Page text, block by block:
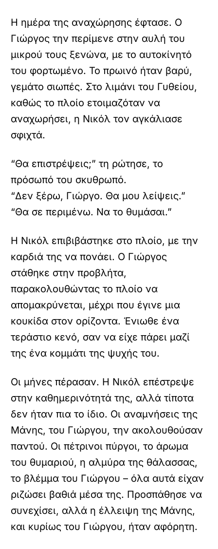
Η ημέρα της αναχώρησης έφτασε. Ο
Γιώργος την περίμενε στην αυλή του
μικρού τους ξενώνα, με το αυτοκίνητό
του φορτωμένο. Το πρωινό ήταν βαρύ,
γεμάτο σιωπές. Στο λιμάνι του Γυθείου,
καθώς το πλοίο ετοιμαζόταν να
αναχωρήσει, η Νικόλ τον αγκάλιασε
σφιχτά.
“Θα επιστρέψεις;” τη ρώτησε, το
πρόσωπό του σκυθρωπό.
“Δεν ξέρω, Γιώργο. Θα μου λείψεις.”
“Θα σε περιμένω. Να το θυμάσαι.”
Η Νικόλ επιβιβάστηκε στο πλοίο, με την
καρδιά της να πονάει. Ο Γιώργος
στάθηκε στην προβλήτα,
παρακολουθώντας το πλοίο να
απομακρύνεται, μέχρι που έγινε μια
κουκίδα στον ορίζοντα. Ένιωθε ένα
τεράστιο κενό, σαν να είχε πάρει μαζί
της ένα κομμάτι της ψυχής του.
Οι μήνες πέρασαν. Η Νικόλ επέστρεψε
στην καθημερινότητά της, αλλά τίποτα
δεν ήταν πια το ίδιο. Οι αναμνήσεις της
Μάνης, του Γιώργου, την ακολουθούσαν
παντού. Οι πέτρινοι πύργοι, το άρωμα
του θυμαριού, η αλμύρα της θάλασσας,
το βλέμμα του Γιώργου – όλα αυτά είχαν
ριζώσει βαθιά μέσα της. Προσπάθησε να
συνεχίσει, αλλά η έλλειψη της Μάνης,
και κυρίως του Γιώργου, ήταν αφόρητη.